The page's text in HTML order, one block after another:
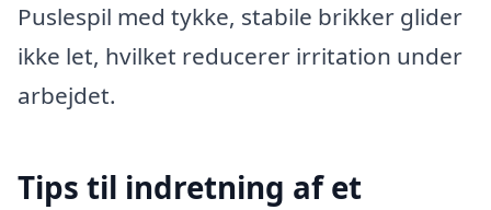
Puslespil med tykke, stabile brikker glider
ikke let, hvilket reducerer irritation under
arbejdet.
Tips til indretning af et